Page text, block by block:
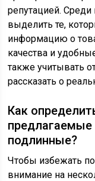
репутацией.
выделить те,
информацию о
качества и
также учитывать
рассказать о
Как
предлагаемые
подлинные?
Чтобы избежать
внимание на